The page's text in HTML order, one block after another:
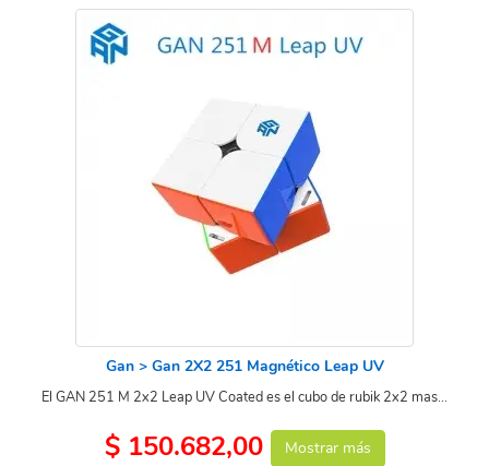
Gan > Gan 2X2 251 Magnético Leap UV
El GAN 251 M 2x2 Leap UV Coated es el cubo de rubik 2x2 mas...
$ 150.682,00 Mostrar más